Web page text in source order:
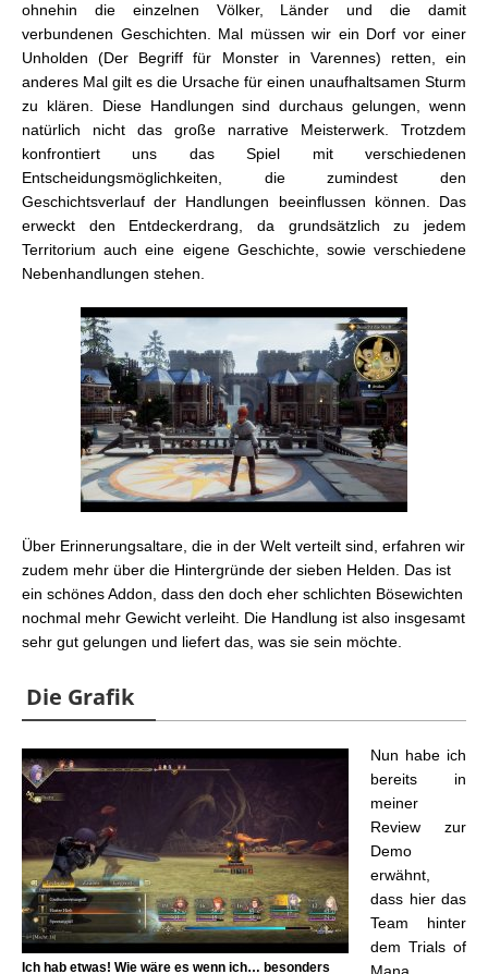
ohnehin die einzelnen Völker, Länder und die damit
verbundenen Geschichten. Mal müssen wir ein Dorf vor einer
Unholden (Der Begriff für Monster in Varennes) retten, ein
anderes Mal gilt es die Ursache für einen unaufhaltsamen Sturm
zu klären. Diese Handlungen sind durchaus gelungen, wenn
natürlich nicht das große narrative Meisterwerk. Trotzdem
konfrontiert uns das Spiel mit verschiedenen
Entscheidungsmöglichkeiten, die zumindest den
Geschichtsverlauf der Handlungen beeinflussen können. Das
erweckt den Entdeckerdrang, da grundsätzlich zu jedem
Territorium auch eine eigene Geschichte, sowie verschiedene
Nebenhandlungen stehen.
Über Erinnerungsaltare, die in der Welt verteilt sind, erfahren wir
zudem mehr über die Hintergründe der sieben Helden. Das ist
ein schönes Addon, dass den doch eher schlichten Bösewichten
nochmal mehr Gewicht verleiht. Die Handlung ist also insgesamt
sehr gut gelungen und liefert das, was sie sein möchte.
Die Grafik
Ich hab etwas! Wie wäre es wenn ich… besonders
Nun habe ich
bereits in
meiner
Review zur
Demo
erwähnt,
dass hier das
Team hinter
dem Trials of